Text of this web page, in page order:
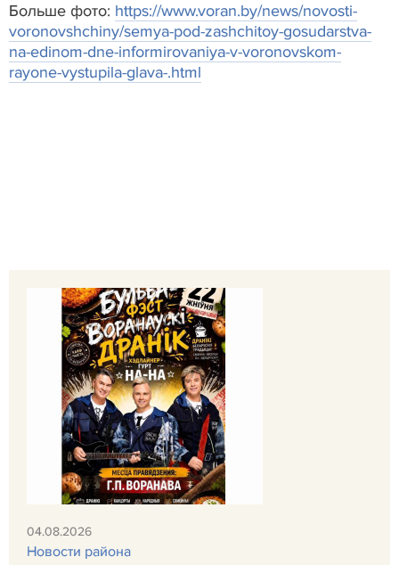
Больше фото: https://www.voran.by/news/novosti-
voronovshchiny/semya-pod-zashchitoy-gosudarstva-
na-edinom-dne-informirovaniya-v-voronovskom-
rayone-vystupila-glava-.html
04.08.2026
Новости района